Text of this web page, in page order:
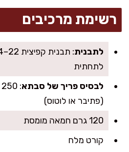
רשימת מרכיבים
לתבנית
לתחתית
לבסיס פריך של סבתא
(פתיבר או לוטוס)
120 גרם חמאה מומסת
קורט מלח